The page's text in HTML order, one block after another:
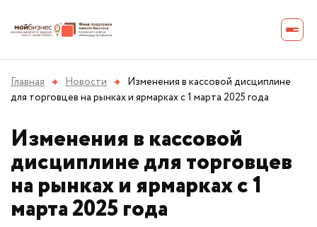
Главная → Новости → Изменения в кассовой дисциплине
для торговцев на рынках и ярмарках с 1 марта 2025 года
Изменения в кассовой
дисциплине для торговцев
на рынках и ярмарках с 1
марта 2025 года